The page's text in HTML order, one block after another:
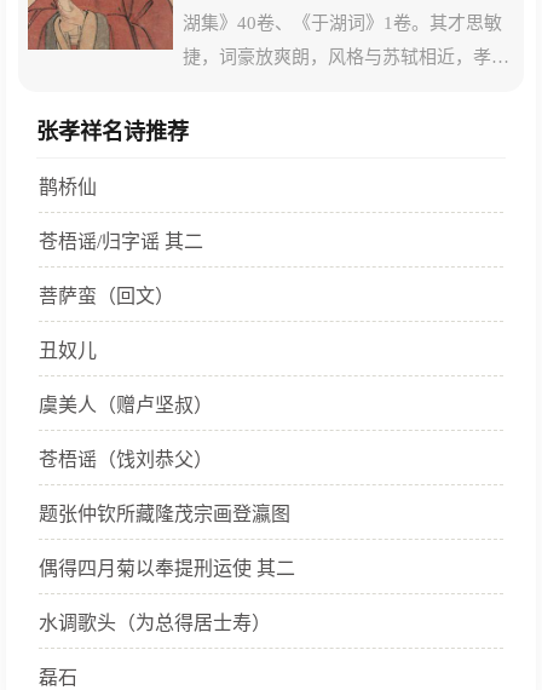
湖集》40卷、《于湖词》1卷。其才思敏
捷，词豪放爽朗，风格与苏轼相近，孝祥
曰：‘比东坡如何？’”
张孝祥名诗推荐
鹊桥仙
苍梧谣/归字谣 其二
菩萨蛮（回文）
丑奴儿
虞美人（赠卢坚叔）
苍梧谣（饯刘恭父）
题张仲钦所藏隆茂宗画登瀛图
偶得四月菊以奉提刑运使 其二
水调歌头（为总得居士寿）
磊石